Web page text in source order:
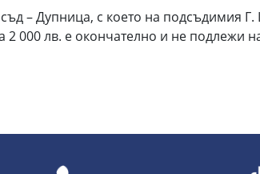
– Дупница, с което на подсъдимия
2 000 лв. е окончателно и не подлежи